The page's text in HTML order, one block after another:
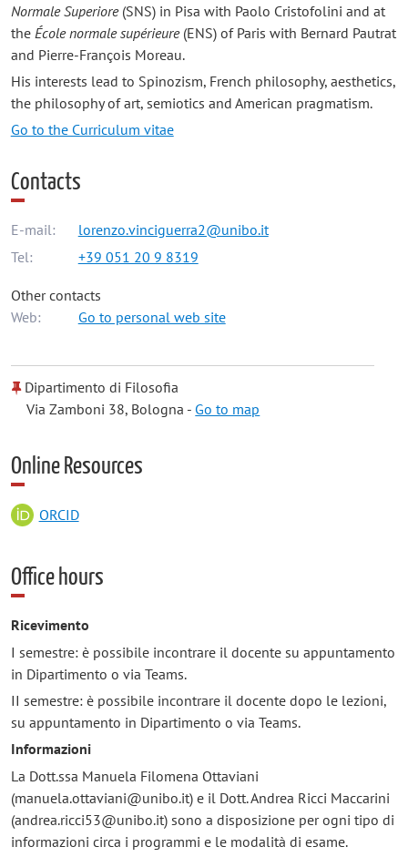
Normale Superiore(SNS) in Pisa with Paolo Cristofolini and at
the École normale supérieure(ENS) of Paris with Bernard Pautrat
and Pierre-François Moreau.
His interests lead to Spinozism, French philosophy, aesthetics,
the philosophy of art, semiotics and American pragmatism.
Go to the Curriculum vitae
Contacts
E-mail:
lorenzo.vinciguerra2@unibo.it
Tel:
+39 051 20 9 8319
Other contacts
Web:
Go to personal web site
Dipartimento di Filosofia
Via Zamboni 38, Bologna - Go to map
Online Resources
ORCID
Office hours
Ricevimento
I semestre: è possibile incontrare il docente su appuntamento
in Dipartimento o via Teams.
II semestre: è possibile incontrare il docente dopo le lezioni,
su appuntamento in Dipartimento o via Teams.
Informazioni
La Dott.ssa Manuela Filomena Ottaviani
(manuela.ottaviani@unibo.it) e il Dott. Andrea Ricci Maccarini
(andrea.ricci53@unibo.it) sono a disposizione per ogni tipo di
informazioni circa i programmi e le modalità di esame.